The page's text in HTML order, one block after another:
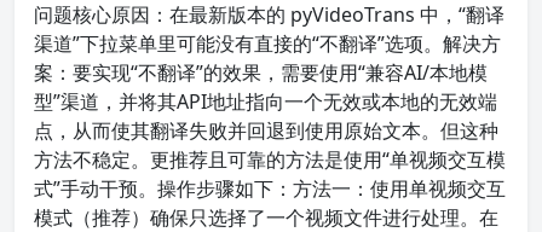
问题核心原因：在最新版本的 pyVideoTrans 中，“翻译
渠道”下拉菜单里可能没有直接的“不翻译”选项。解决方
案：要实现“不翻译”的效果，需要使用“兼容AI/本地模
型”渠道，并将其API地址指向一个无效或本地的无效端
点，从而使其翻译失败并回退到使用原始文本。但这种
方法不稳定。更推荐且可靠的方法是使用“单视频交互模
式”手动干预。操作步骤如下：方法一：使用单视频交互
模式（推荐）确保只选择了一个视频文件进行处理。在